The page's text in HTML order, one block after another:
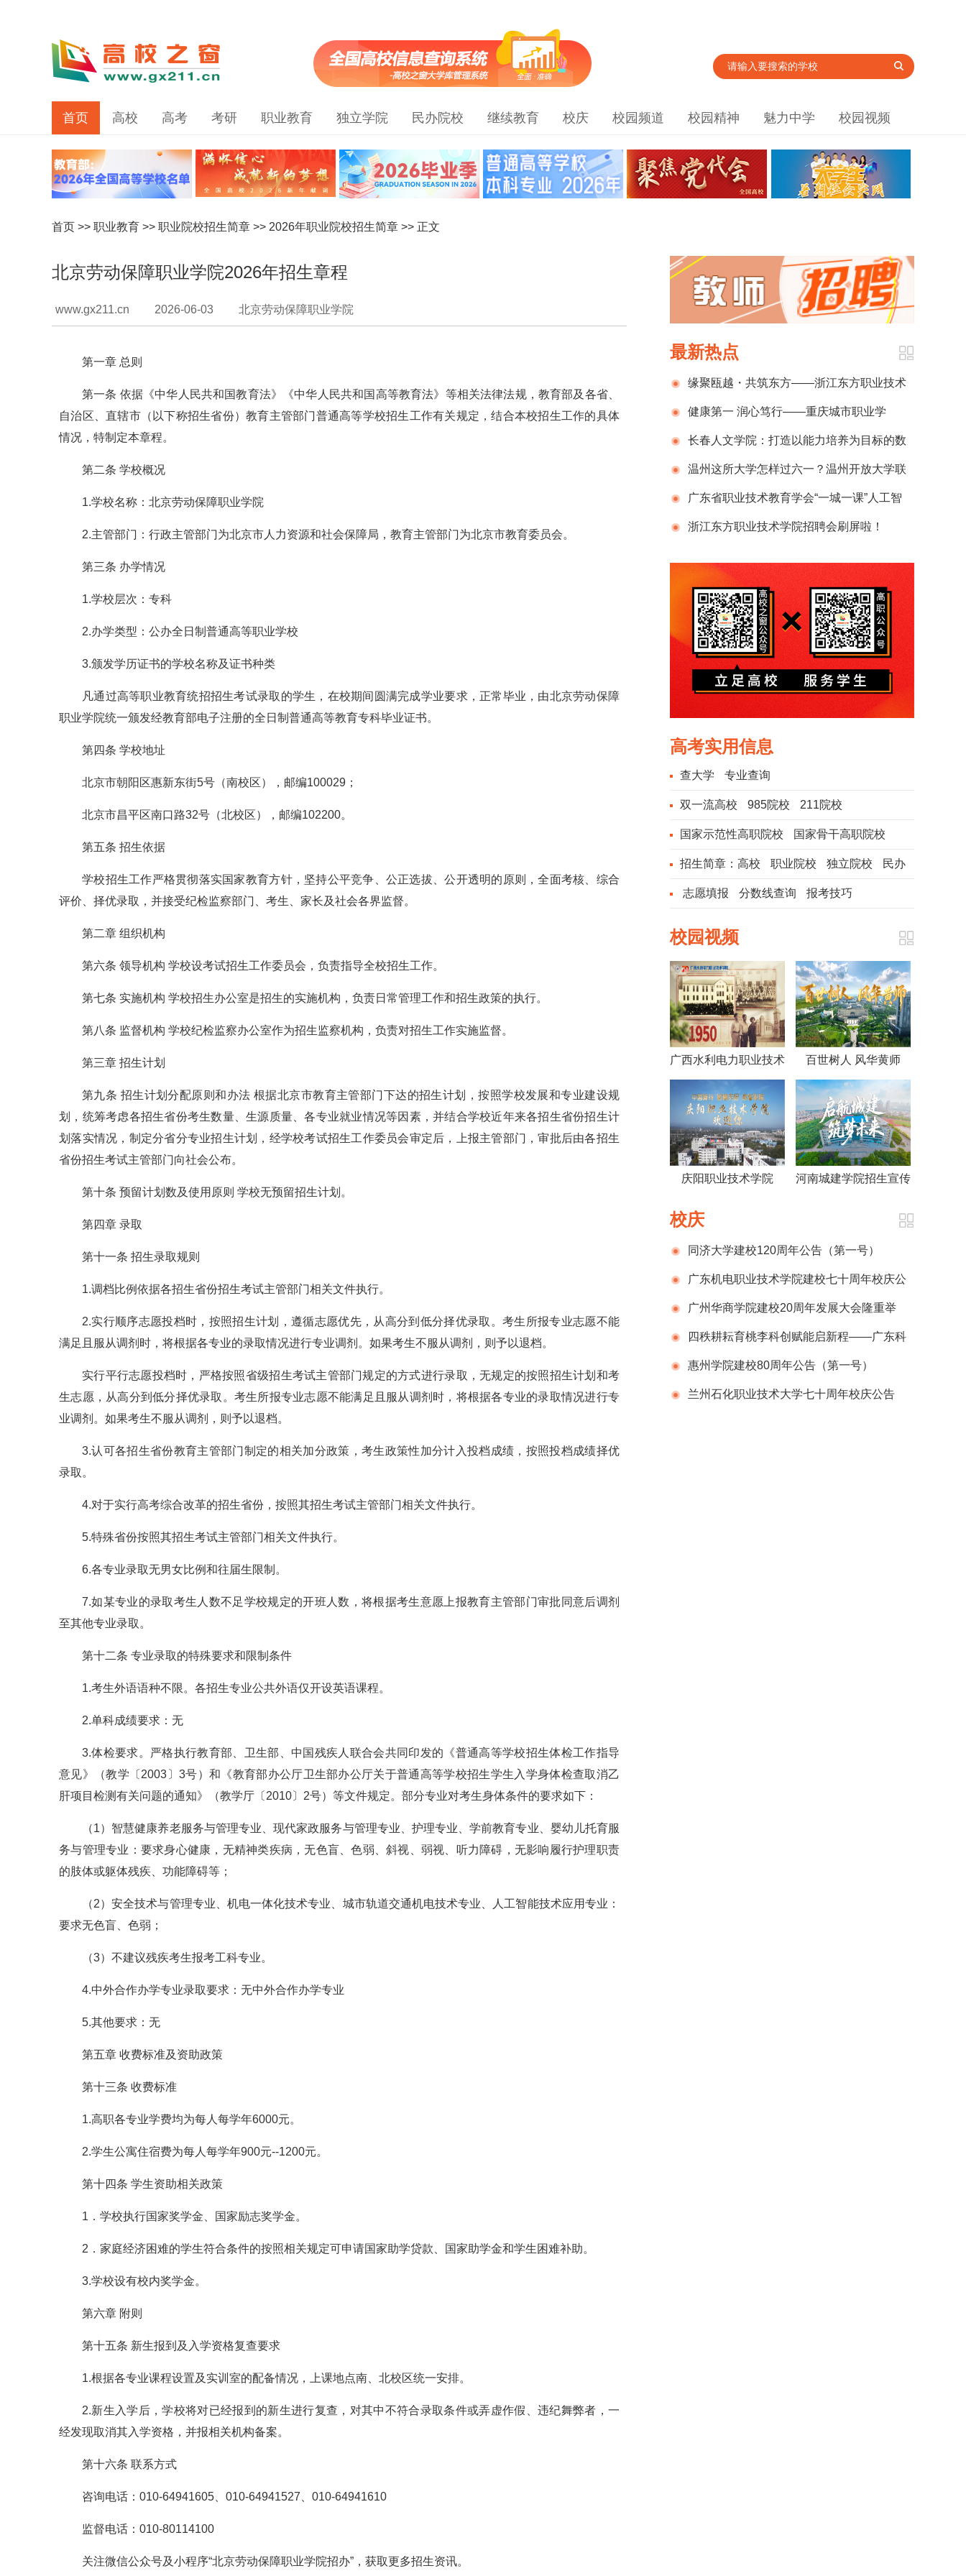
首页 高校 高考 考研 职业教育 独立学院 民办院校 继续教育 校庆 校园频道 校园精神 魅力中学 校园视频
首页 >> 职业教育 >> 职业院校招生简章 >> 2026年职业院校招生简章 >> 正文
北京劳动保障职业学院2026年招生章程
www.gx211.cn 2026-06-03 北京劳动保障职业学院
第一章 总则
第一条 依据《中华人民共和国教育法》《中华人民共和国高等教育法》等相关法律法规，教育部及各省、
自治区、直辖市（以下称招生省份）教育主管部门普通高等学校招生工作有关规定，结合本校招生工作的具体
情况，特制定本章程。
第二条 学校概况
1.学校名称：北京劳动保障职业学院
2.主管部门：行政主管部门为北京市人力资源和社会保障局，教育主管部门为北京市教育委员会。
第三条 办学情况
1.学校层次：专科
2.办学类型：公办全日制普通高等职业学校
3.颁发学历证书的学校名称及证书种类
凡通过高等职业教育统招招生考试录取的学生，在校期间圆满完成学业要求，正常毕业，由北京劳动保障
职业学院统一颁发经教育部电子注册的全日制普通高等教育专科毕业证书。
第四条 学校地址
北京市朝阳区惠新东街5号（南校区），邮编100029；
北京市昌平区南口路32号（北校区），邮编102200。
第五条 招生依据
学校招生工作严格贯彻落实国家教育方针，坚持公平竞争、公正选拔、公开透明的原则，全面考核、综合
评价、择优录取，并接受纪检监察部门、考生、家长及社会各界监督。
第二章 组织机构
第六条 领导机构 学校设考试招生工作委员会，负责指导全校招生工作。
第七条 实施机构 学校招生办公室是招生的实施机构，负责日常管理工作和招生政策的执行。
第八条 监督机构 学校纪检监察办公室作为招生监察机构，负责对招生工作实施监督。
第三章 招生计划
第九条 招生计划分配原则和办法 根据北京市教育主管部门下达的招生计划，按照学校发展和专业建设规
划，统筹考虑各招生省份考生数量、生源质量、各专业就业情况等因素，并结合学校近年来各招生省份招生计
划落实情况，制定分省分专业招生计划，经学校考试招生工作委员会审定后，上报主管部门，审批后由各招生
省份招生考试主管部门向社会公布。
第十条 预留计划数及使用原则 学校无预留招生计划。
第四章 录取
第十一条 招生录取规则
1.调档比例依据各招生省份招生考试主管部门相关文件执行。
2.实行顺序志愿投档时，按照招生计划，遵循志愿优先，从高分到低分择优录取。考生所报专业志愿不能
满足且服从调剂时，将根据各专业的录取情况进行专业调剂。如果考生不服从调剂，则予以退档。
实行平行志愿投档时，严格按照省级招生考试主管部门规定的方式进行录取，无规定的按照招生计划和考
生志愿，从高分到低分择优录取。考生所报专业志愿不能满足且服从调剂时，将根据各专业的录取情况进行专
业调剂。如果考生不服从调剂，则予以退档。
3.认可各招生省份教育主管部门制定的相关加分政策，考生政策性加分计入投档成绩，按照投档成绩择优
录取。
4.对于实行高考综合改革的招生省份，按照其招生考试主管部门相关文件执行。
5.特殊省份按照其招生考试主管部门相关文件执行。
6.各专业录取无男女比例和往届生限制。
7.如某专业的录取考生人数不足学校规定的开班人数，将根据考生意愿上报教育主管部门审批同意后调剂
至其他专业录取。
第十二条 专业录取的特殊要求和限制条件
1.考生外语语种不限。各招生专业公共外语仅开设英语课程。
2.单科成绩要求：无
3.体检要求。严格执行教育部、卫生部、中国残疾人联合会共同印发的《普通高等学校招生体检工作指导
意见》（教学〔2003〕3号）和《教育部办公厅卫生部办公厅关于普通高等学校招生学生入学身体检查取消乙
肝项目检测有关问题的通知》（教学厅〔2010〕2号）等文件规定。部分专业对考生身体条件的要求如下：
（1）智慧健康养老服务与管理专业、现代家政服务与管理专业、护理专业、学前教育专业、婴幼儿托育服
务与管理专业：要求身心健康，无精神类疾病，无色盲、色弱、斜视、弱视、听力障碍，无影响履行护理职责
的肢体或躯体残疾、功能障碍等；
（2）安全技术与管理专业、机电一体化技术专业、城市轨道交通机电技术专业、人工智能技术应用专业：
要求无色盲、色弱；
（3）不建议残疾考生报考工科专业。
4.中外合作办学专业录取要求：无中外合作办学专业
5.其他要求：无
第五章 收费标准及资助政策
第十三条 收费标准
1.高职各专业学费均为每人每学年6000元。
2.学生公寓住宿费为每人每学年900元--1200元。
第十四条 学生资助相关政策
1．学校执行国家奖学金、国家励志奖学金。
2．家庭经济困难的学生符合条件的按照相关规定可申请国家助学贷款、国家助学金和学生困难补助。
3.学校设有校内奖学金。
第六章 附则
第十五条 新生报到及入学资格复查要求
1.根据各专业课程设置及实训室的配备情况，上课地点南、北校区统一安排。
2.新生入学后，学校将对已经报到的新生进行复查，对其中不符合录取条件或弄虚作假、违纪舞弊者，一
经发现取消其入学资格，并报相关机构备案。
第十六条 联系方式
咨询电话：010-64941605、010-64941527、010-64941610
监督电话：010-80114100
关注微信公众号及小程序“北京劳动保障职业学院招办”，获取更多招生资讯。
最新热点
缘聚瓯越・共筑东方——浙江东方职业技术
学院温州校友会成立大会暨校友返校日圆满举
行
健康第一 润心笃行——重庆城市职业学
院“5·25心理健康月”赋能学子青春成长
长春人文学院：打造以能力培养为目标的数
智赋能教学新模式
温州这所大学怎样过六一？温州开放大学联
合市残联开展“关爱星孩 同行园博”亲子公益活
动
广东省职业技术教育学会“一城一课”人工智
能赋能职业教育培训（江门市会场）成功举办
浙江东方职业技术学院招聘会刷屏啦！
高考实用信息
查大学 专业查询
双一流高校 985院校 211院校
国家示范性高职院校 国家骨干高职院校
招生简章： 高校 职业院校 独立院校 民办
院校志愿填报 分数线查询 报考技巧
校园视频
广西水利电力职业技术
学院视频《70年，70
人》
百世树人 风华黄师
——黄冈师范学院宣传
片2026版
庆阳职业技术学院 河南城建学院招生宣传
校庆
同济大学建校120周年公告（第一号）
广东机电职业技术学院建校七十周年校庆公
告（第一号）
广州华商学院建校20周年发展大会隆重举
行 四秩耕耘育桃李科创赋能启新程——广东科
学技术职业学院（广东省科技干部学院）举办
建校40周年校庆系列活动
惠州学院建校80周年公告（第一号）
兰州石化职业技术大学七十周年校庆公告